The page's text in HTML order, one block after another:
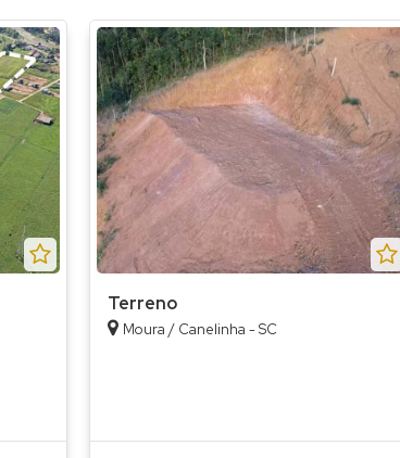
Terreno
Moura / Canelinha - SC